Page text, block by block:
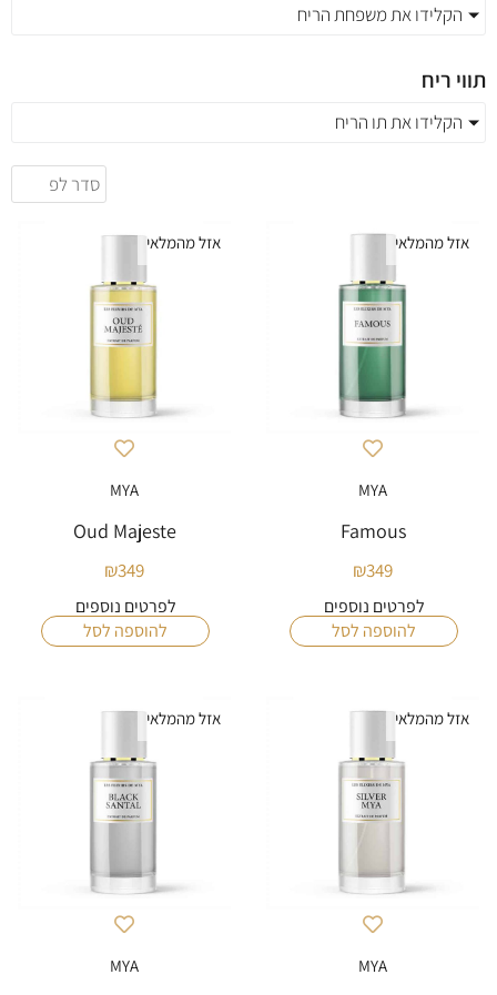
הקלידו את משפחת הריח
תווי ריח
הקלידו את תו הריח
אזל מהמלאי
MYA
Famous
₪349
לפרטים נוספים
להוספה לסל
אזל מהמלאי
MYA
Oud Majeste
₪349
לפרטים נוספים
להוספה לסל
אזל מהמלאי
MYA
אזל מהמלאי
MYA